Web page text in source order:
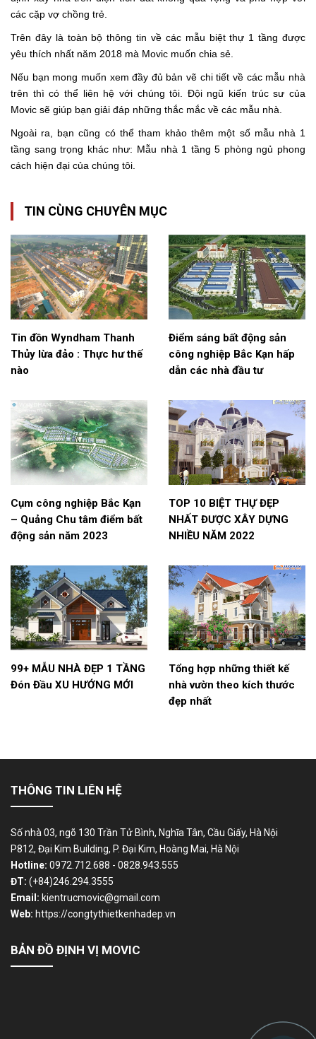
các cặp vợ chồng trẻ.
Trên đây là toàn bộ thông tin về các mẫu biệt thự 1 tầng được
yêu thích nhất năm 2018 mà Movic muốn chia sẻ.
Nếu bạn mong muốn xem đầy đủ bản vẽ chi tiết về các mẫu nhà
trên thì có thể liên hệ với chúng tôi. Đội ngũ kiến trúc sư của
Movic sẽ giúp bạn giải đáp những thắc mắc về các mẫu nhà.
Ngoài ra, bạn cũng có thể tham khảo thêm một số mẫu nhà 1
tầng sang trọng khác như: Mẫu nhà 1 tầng 5 phòng ngủ phong
cách hiện đại của chúng tôi.
TIN CÙNG CHUYÊN MỤC
Tin đồn Wyndham Thanh
Thủy lừa đảo : Thực hư thế
nào
Điểm sáng bất động sản
công nghiệp Bắc Kạn hấp
dẫn các nhà đầu tư
Cụm công nghiệp Bắc Kạn
– Quảng Chu tâm điểm bất
động sản năm 2023
TOP 10 BIỆT THỰ ĐẸP
NHẤT ĐƯỢC XÂY DỰNG
NHIỀU NĂM 2022
99+ MẪU NHÀ ĐẸP 1 TẦNG
Đón Đầu XU HƯỚNG MỚI
Tổng hợp những thiết kế
nhà vườn theo kích thước
đẹp nhất
THÔNG TIN LIÊN HỆ
Số nhà 03, ngõ 130 Trần Tử Bình, Nghĩa Tân, Cầu Giấy, Hà Nội
P812, Đại Kim Building, P. Đại Kim, Hoàng Mai, Hà Nội
Hotline: 0972.712.688 - 0828.943.555
ĐT: (+84)246.294.3555
Email: kientrucmovic@gmail.com
Web: https://congtythietkenhadep.vn
BẢN ĐỒ ĐỊNH VỊ MOVIC